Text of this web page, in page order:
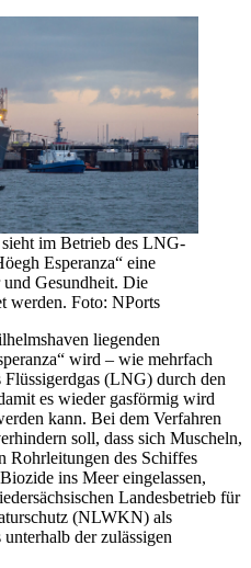
im Betrieb des LNG-
Esperanza“ eine
Gesundheit. Die
werden. Foto: NPorts
liegenden
wird – wie mehrfach
(LNG) durch den
es wieder gasförmig wird
kann. Bei dem Verfahren
soll, dass sich Muscheln,
Rohrleitungen des Schiffes
ins Meer eingelassen,
Landesbetrieb für
(NLWKN) als
der zulässigen